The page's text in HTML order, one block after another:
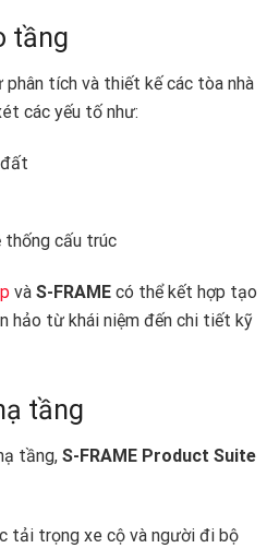
tầng
phân tích và thiết kế các tòa nhà
các yếu tố như:
thống cấu trúc
và S-FRAME có thể kết hợp tạo
hảo từ khái niệm đến chi tiết kỹ
tầng
tầng, S-FRAME Product Suite
tải trọng xe cộ và người đi bộ